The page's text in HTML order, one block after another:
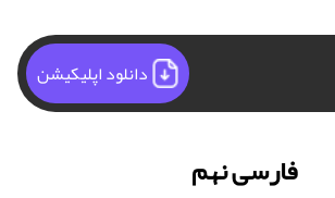
دانلود اپلیکیشن
فارسی نهم